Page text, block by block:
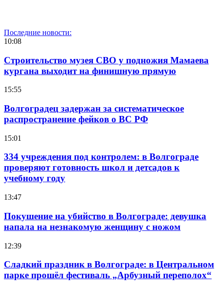
Последние новости:
10:08
Строительство музея СВО у подножия Мамаева
кургана выходит на финишную прямую
15:55
Волгоградец задержан за систематическое
распространение фейков о ВС РФ
15:01
334 учреждения под контролем: в Волгограде
проверяют готовность школ и детсадов к
учебному году
13:47
Покушение на убийство в Волгограде: девушка
напала на незнакомую женщину с ножом
12:39
Сладкий праздник в Волгограде: в Центральном
парке прошёл фестиваль „Арбузный переполох“